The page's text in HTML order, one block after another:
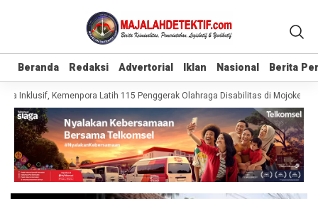
Beranda Redaksi Advertorial Iklan Nasional Berita
Beranda Redaksi Advertorial Iklan Nasional Berita
Inklusif, Kemenpora Latih 115 Penggerak Olahraga Disabilitas di Mojokerto